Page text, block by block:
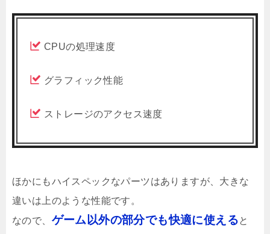
CPUの処理速度
グラフィック性能
ストレージのアクセス速度
ほかにもハイスペックなパーツはありますが、大きな
違いは上のような性能です。
なので、 ゲーム以外の部分でも快適に使えると